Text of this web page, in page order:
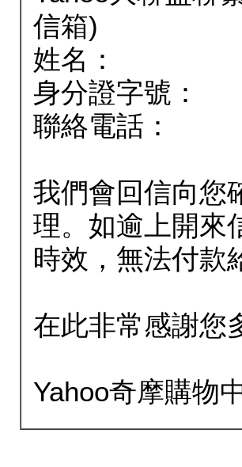
信箱)
姓名：
身分證字號：
聯絡電話：
我們會回信向您
理。如逾上開來
時效，無法付款
在此非常感謝您
Yahoo奇摩購